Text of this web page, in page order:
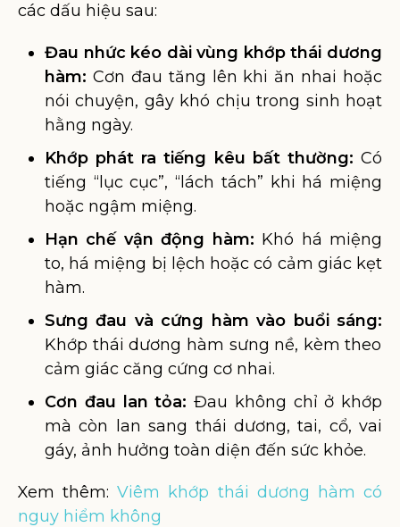
các dấu hiệu sau:
Đau nhức kéo dài vùng khớp thái dương
hàm: Cơn đau tăng lên khi ăn nhai hoặc
nói chuyện, gây khó chịu trong sinh hoạt
hằng ngày.
Khớp phát ra tiếng kêu bất thường: Có
tiếng “lục cục”, “lách tách” khi há miệng
hoặc ngậm miệng.
Hạn chế vận động hàm: Khó há miệng
to, há miệng bị lệch hoặc có cảm giác kẹt
hàm.
Sưng đau và cứng hàm vào buổi sáng:
Khớp thái dương hàm sưng nề, kèm theo
cảm giác căng cứng cơ nhai.
Cơn đau lan tỏa: Đau không chỉ ở khớp
mà còn lan sang thái dương, tai, cổ, vai
gáy, ảnh hưởng toàn diện đến sức khỏe.
Xem thêm:Viêm khớp thái dương hàm có
nguy hiểm không